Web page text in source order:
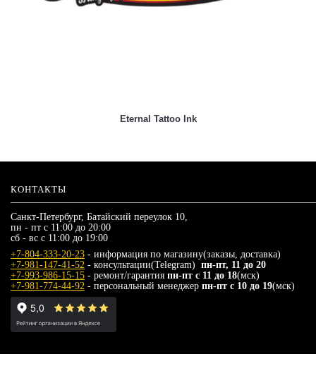
Eternal Tattoo Ink
КОНТАКТЫ
Санкт-Петербург, Батайский переулок 10,
пн - пт с 11:00 до 20:00
сб - вс с 11:00 до 19:00
+7-804-333-20-23 - информация по магазину(заказы, доставка)
+7-981-147-41-52 - консультации(Telegram) пн-пт, 11 до 20
+7-993-986-15-15 - ремонт/гарантия пн-пт с 11 до 18(мск)
+7-981-774-44-92 - персональный менеджер пн-пт с 10 до 19(мск)